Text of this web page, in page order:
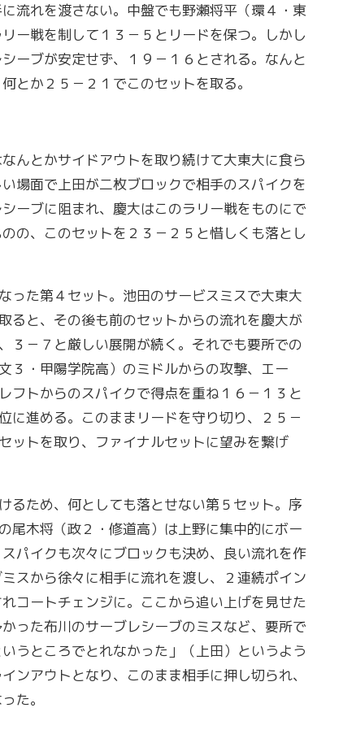
流れを渡さない。中盤でも野瀬将平（環４・東
ー戦を制して１３－５とリードを保つ。しかし
ーブが安定せず、１９－１６とされる。なんと
とか２５－２１でこのセットを取る。
んとかサイドアウトを取り続けて大東大に食ら
場面で上田が二枚ブロックで相手のスパイクを
ーブに阻まれ、慶大はこのラリー戦をものにで
の、このセットを２３－２５と惜しくも落とし
った第４セット。池田のサービスミスで大東大
ると、その後も前のセットからの流れを慶大が
３－７と厳しい展開が続く。それでも要所での
３・甲陽学院高）のミドルからの攻撃、エー
フトからのスパイクで得点を重ね１６－１３と
に進める。このままリードを守り切り、２５－
ットを取り、ファイナルセットに望みを繋げ
るため、何としても落とせない第５セット。序
尾木将（政２・修道高）は上野に集中的にボー
パイクも次々にブロックも決め、良い流れを作
スから徐々に相手に流れを渡し、２連続ポイン
コートチェンジに。ここから追い上げを見せた
った布川のサーブレシーブのミスなど、要所で
うところでとれなかった」（上田）というよう
ンアウトとなり、このまま相手に押し切られ、
た。